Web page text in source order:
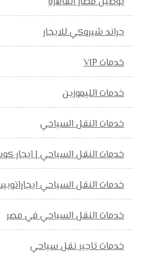
جراند شيروكي للايجار
خدمات VIP
خدمات الليموزين
خدمات النقل السياحي
خدمات النقل السياحي | ايجار
خدمات النقل السياحي
خدمات النقل السياحي في مصر
خدمات تاجير نقل سياحي